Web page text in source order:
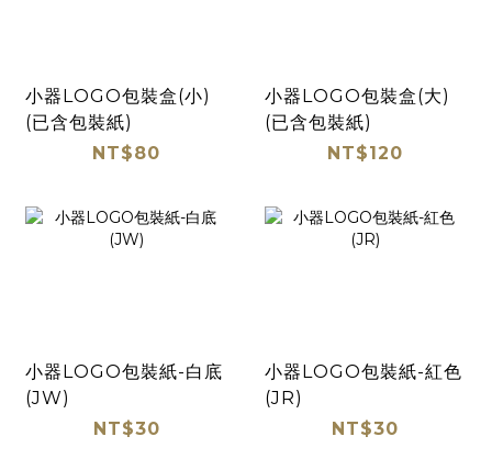
小器LOGO包裝盒(小)
(已含包裝紙)
NT$80
小器LOGO包裝盒(大)
(已含包裝紙)
NT$120
小器LOGO包裝紙-白底
(JW)
NT$30
小器LOGO包裝紙-紅色
(JR)
NT$30